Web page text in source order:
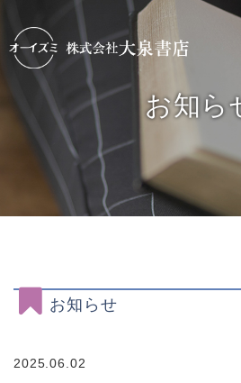
お知ら
お知らせ
2025.06.02